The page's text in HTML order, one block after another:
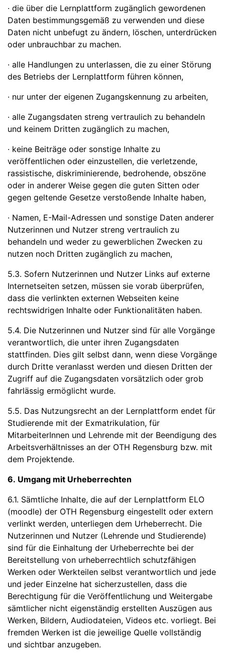
· die über die Lernplattform zugänglich gewordenen
Daten bestimmungsgemäß zu verwenden und diese
Daten nicht unbefugt zu ändern, löschen, unterdrücken
oder unbrauchbar zu machen.
· alle Handlungen zu unterlassen, die zu einer Störung
des Betriebs der Lernplattform führen können,
· nur unter der eigenen Zugangskennung zu arbeiten,
· alle Zugangsdaten streng vertraulich zu behandeln
und keinem Dritten zugänglich zu machen,
· keine Beiträge oder sonstige Inhalte zu
veröffentlichen oder einzustellen, die verletzende,
rassistische, diskriminierende, bedrohende, obszöne
oder in anderer Weise gegen die guten Sitten oder
gegen geltende Gesetze verstoßende Inhalte haben,
· Namen, E-Mail-Adressen und sonstige Daten anderer
Nutzerinnen und Nutzer streng vertraulich zu
behandeln und weder zu gewerblichen Zwecken zu
nutzen noch Dritten zugänglich zu machen,
5.3. Sofern Nutzerinnen und Nutzer Links auf externe
Internetseiten setzen, müssen sie vorab überprüfen,
dass die verlinkten externen Webseiten keine
rechtswidrigen Inhalte oder Funktionalitäten haben.
5.4. Die Nutzerinnen und Nutzer sind für alle Vorgänge
verantwortlich, die unter ihren Zugangsdaten
stattfinden. Dies gilt selbst dann, wenn diese Vorgänge
durch Dritte veranlasst werden und diesen Dritten der
Zugriff auf die Zugangsdaten vorsätzlich oder grob
fahrlässig ermöglicht wurde.
5.5. Das Nutzungsrecht an der Lernplattform endet für
Studierende mit der Exmatrikulation, für
MitarbeiterInnen und Lehrende mit der Beendigung des
Arbeitsverhältnisses an der OTH Regensburg bzw. mit
dem Projektende.
6. Umgang mit Urheberrechten
6.1. Sämtliche Inhalte, die auf der Lernplattform ELO
(moodle) der OTH Regensburg eingestellt oder extern
verlinkt werden, unterliegen dem Urheberrecht. Die
Nutzerinnen und Nutzer (Lehrende und Studierende)
sind für die Einhaltung der Urheberrechte bei der
Bereitstellung von urheberrechtlich schutzfähigen
Werken oder Werkteilen selbst verantwortlich und jede
und jeder Einzelne hat sicherzustellen, dass die
Berechtigung für die Veröffentlichung und Weitergabe
sämtlicher nicht eigenständig erstellten Auszügen aus
Werken, Bildern, Audiodateien, Videos etc. vorliegt. Bei
fremden Werken ist die jeweilige Quelle vollständig
und sichtbar anzugeben.